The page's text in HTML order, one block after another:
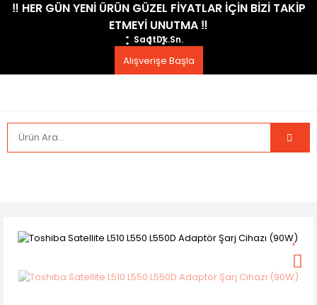
​‼️​ HER GÜN YENİ ÜRÜN GÜZEL FİYATLAR İÇİN BİZİ TAKİP
ETMEYİ UNUTMA ​‼️​
SaatDk.Sn.
Alışverişe Başla